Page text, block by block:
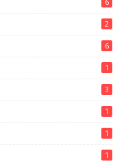
2
6
1
3
1
1
1